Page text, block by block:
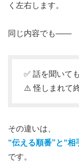
く左右します。
同じ内容でも——
✅ 話を聞いて
⚠️ 怪しまれて
その違いは、
“伝える順番”と“相
です。